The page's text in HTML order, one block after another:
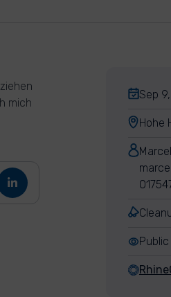
mich
Sep
Hohe